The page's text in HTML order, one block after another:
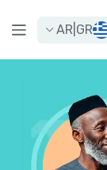
GR
AR